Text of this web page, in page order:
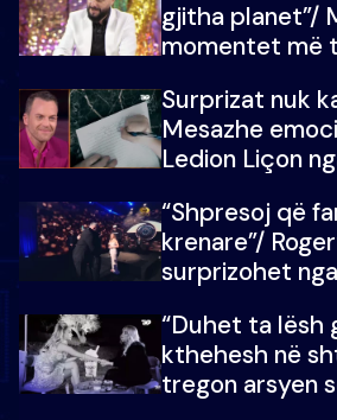
gjitha planet”/
momentet më
mungojë zilja e
Surprizat nuk
Mesazhe
Ledion Liçon
mban dot
“Shpresoj që
krenare”/
surprizohet
“Duhet ta lësh
kthehesh në
tregon arsyen